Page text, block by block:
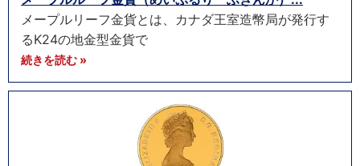
メープルリーフ金貨とは、カナダ王室造幣局が発行す
るK24の地金型金貨で
続きを読む »